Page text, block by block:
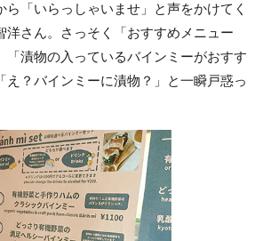
ら「いらっしゃいませ」と声をかけてく
洋さん。さっそく「おすすめメニュー
「漬物の入っているバインミーがおすす
え？バインミーに漬物？」と一瞬戸惑っ